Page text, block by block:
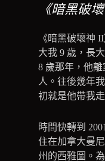
《暗黑破
《暗黑破壞神
大我 9 歲，長
8 歲那年，他
人。往後幾年
初就是他帶我
時間快轉到
住在加拿大曼
州的西雅圖。